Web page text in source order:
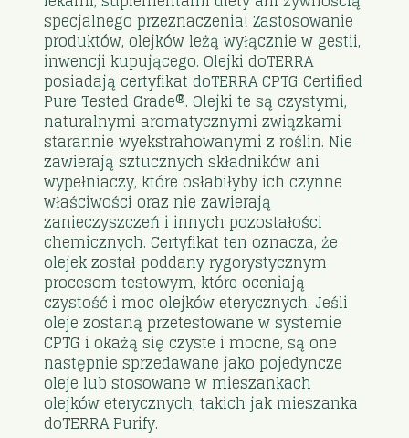
specjalnego przeznaczenia! Zastosowanie
produktów, olejków leżą wyłącznie w gestii,
inwencji kupującego. Olejki doTERRA
posiadają certyfikat doTERRA CPTG Certified
Pure Tested Grade®. Olejki te są czystymi,
naturalnymi aromatycznymi związkami
starannie wyekstrahowanymi z roślin. Nie
zawierają sztucznych składników ani
wypełniaczy, które osłabiłyby ich czynne
właściwości oraz nie zawierają
zanieczyszczeń i innych pozostałości
chemicznych. Certyfikat ten oznacza, że
olejek został poddany rygorystycznym
procesom testowym, które oceniają
czystość i moc olejków eterycznych. Jeśli
oleje zostaną przetestowane w systemie
CPTG i okażą się czyste i mocne, są one
następnie sprzedawane jako pojedyncze
oleje lub stosowane w mieszankach
olejków eterycznych, takich jak mieszanka
doTERRA Purify.